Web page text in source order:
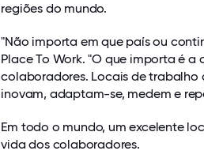
regiões do mundo.
"Não importa em que país ou
Place To Work. "O que importa é
colaboradores. Locais de trabalho
inovam, adaptam-se, medem e
Em todo o mundo, um excelente
vida dos colaboradores.